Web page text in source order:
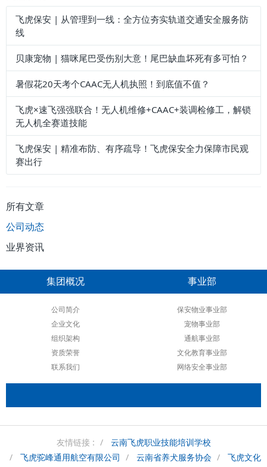
飞虎保安 | 从管理到一线：全方位夯实轨道交通安全服务防
线
贝康宠物 | 猫咪尾巴受伤别大意！尾巴缺血坏死有多可怕？
暑假花20天考个CAAC无人机执照！到底值不值？
飞虎×速飞强强联合！无人机维修+CAAC+装调检修工，解锁
无人机全赛道技能
飞虎保安 | 精准布防、有序疏导！飞虎保安全力保障市民观
赛出行
所有文章
公司动态
业界资讯
集团概况
公司简介
企业文化
组织架构
资质荣誉
联系我们
事业部
保安物业事业部
宠物事业部
通航事业部
文化教育事业部
网络安全事业部
友情链接 :
云南飞虎职业技能培训学校
飞虎驼峰通用航空有限公司
云南省养犬服务协会
飞虎文化